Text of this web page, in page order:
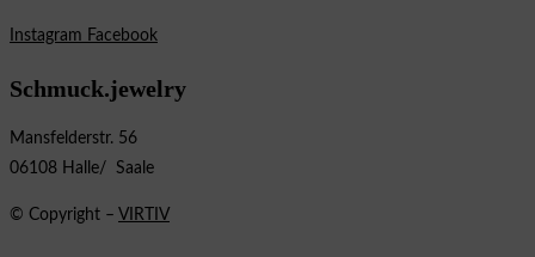
Instagram Facebook
Schmuck.jewelry
Mansfelderstr. 56
06108 Halle/ Saale
© Copyright – VIRTIV